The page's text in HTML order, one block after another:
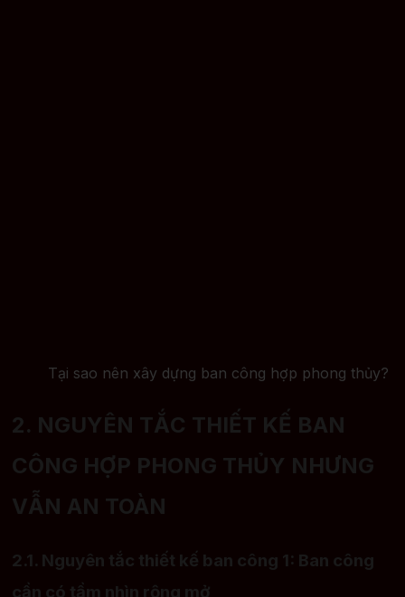
Tại sao nên xây dựng ban công hợp phong thủy?
2. NGUYÊN TẮC THIẾT KẾ BAN
CÔNG HỢP PHONG THỦY NHƯNG
VẪN AN TOÀN
2.1. Nguyên tắc thiết kế ban công 1: Ban công
cần có tầm nhìn rộng mở